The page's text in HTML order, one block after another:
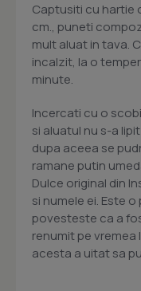
Captusiti cu hartie
cm., puneti
mult aluat in tava.
incalzit, la o
minute.
Incercati cu o
si aluatul nu s-a
dupa aceea se
ramane putin
Dulce original din
si numele ei. Este
povesteste ca a
renumit pe vremea
acesta a uitat sa